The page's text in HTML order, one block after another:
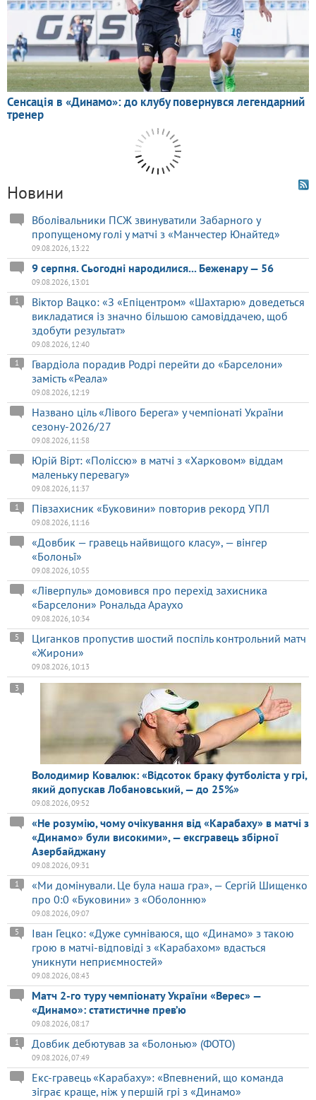
Новини
Вболівальники ПСЖ звинуватили Забарного у
пропущеному голі у матчі з «Манчестер Юнайтед»
09.08.2026, 13:22
9 серпня. Сьогодні народилися... Беженару — 56
09.08.2026, 13:01
Віктор Вацко: «З «Епіцентром» «Шахтарю» доведеться
викладатися із значно більшою самовіддачею, щоб
здобути результат»
1
09.08.2026, 12:40
Гвардіола порадив Родрі перейти до «Барселони»
замість «Реала»
1
09.08.2026, 12:19
Названо ціль «Лівого Берега» у чемпіонаті України
сезону-2026/27
09.08.2026, 11:58
Юрій Вірт: «Поліссю» в матчі з «Харковом» віддам
маленьку перевагу»
09.08.2026, 11:37
Півзахисник «Буковини» повторив рекорд УПЛ
1
09.08.2026, 11:16
«Довбик — гравець найвищого класу», — вінгер
«Болоньї»
09.08.2026, 10:55
«Ліверпуль» домовився про перехід захисника
«Барселони» Рональда Араухо
09.08.2026, 10:34
Циганков пропустив шостий поспіль контрольний матч
«Жирони»
5
09.08.2026, 10:13
Володимир Ковалюк: «Відсоток браку футболіста у грі,
який допускав Лобановський, — до 25%»
3
09.08.2026, 09:52
«Не розумію, чому очікування від «Карабаху» в матчі з
«Динамо» були високими», — ексгравець збірної
Азербайджану
09.08.2026, 09:31
«Ми домінували. Це була наша гра», — Сергій Шищенко
про 0:0 «Буковини» з «Оболонню»
1
09.08.2026, 09:07
Іван Гецко: «Дуже сумніваюся, що «Динамо» з такою
грою в матчі-відповіді з «Карабахом» вдасться
уникнути неприємностей»
5
09.08.2026, 08:43
Матч 2-го туру чемпіонату України «Верес» —
«Динамо»: статистичне прев’ю
09.08.2026, 08:17
Довбик дебютував за «Болонью» (ФОТО)
1
09.08.2026, 07:49
Екс-гравець «Карабаху»: «Впевнений, що команда
зіграє краще, ніж у першій грі з «Динамо»